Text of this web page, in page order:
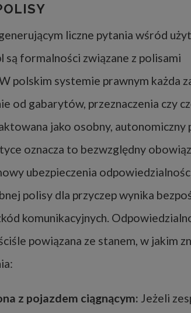
liczne pytania wśród
są formalności związane z polisami
polskim systemie prawnym każda
od gabarytów, przeznaczenia czy
jako osobny, autonomiczny
oznacza to bezwzględny
ubezpieczenia
polisy dla przyczep wynika
komunikacyjnych.
powiązana ze stanem, w jakim
z pojazdem ciągnącym: Jeżeli